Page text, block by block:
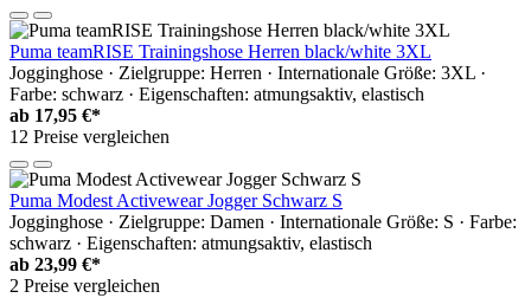
Puma teamRISE Trainingshose Herren black/white 3XL
Jogginghose · Zielgruppe: Herren · Internationale Größe: 3XL ·
Farbe: schwarz · Eigenschaften: atmungsaktiv, elastisch
ab 17,95 €*
12 Preise vergleichen
Puma Modest Activewear Jogger Schwarz S
Jogginghose · Zielgruppe: Damen · Internationale Größe: S · Farbe:
schwarz · Eigenschaften: atmungsaktiv, elastisch
ab 23,99 €*
2 Preise vergleichen